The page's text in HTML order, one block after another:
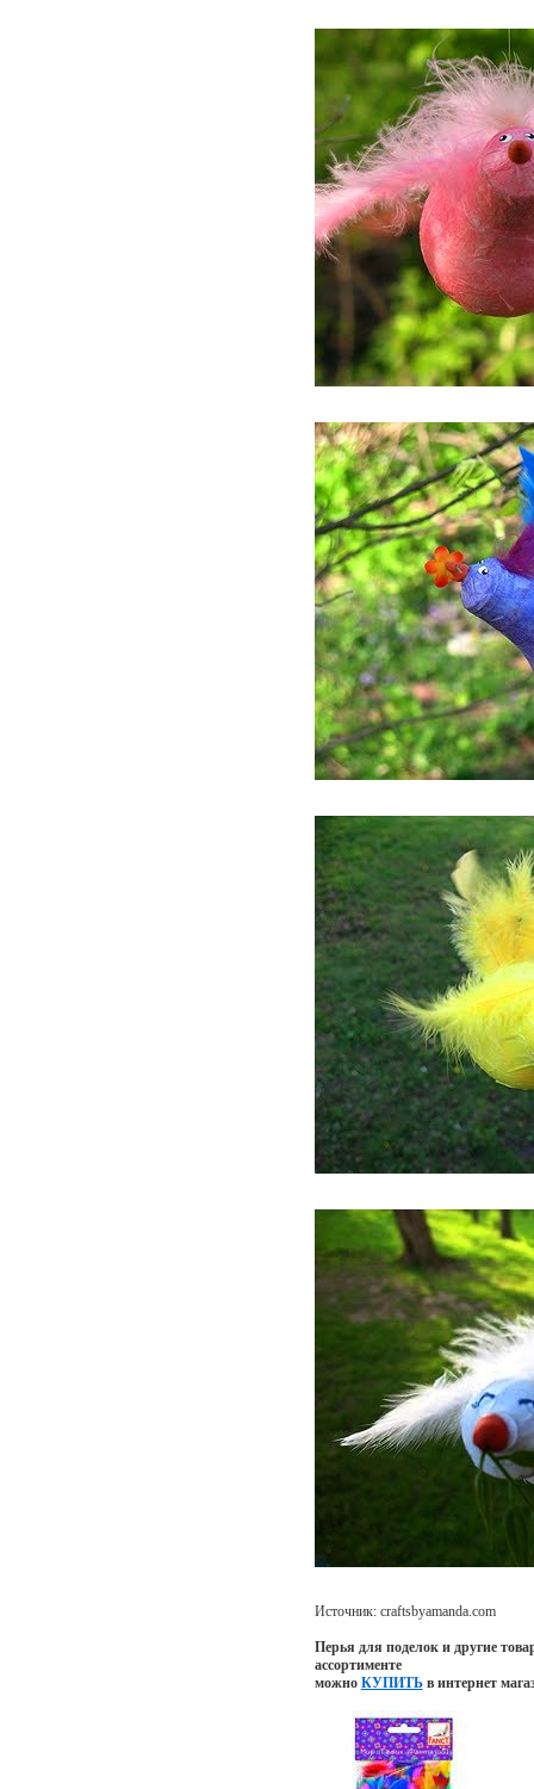
Источник: craftsbyamanda.com
Перья для поделок и другие
ассортименте
можно КУПИТЬв интернет